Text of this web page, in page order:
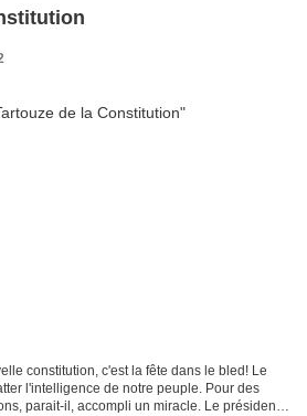
constitution, c'est la fête dans le bled! Le
l'intelligence de notre peuple. Pour des
parait-il, accompli un miracle. Le président